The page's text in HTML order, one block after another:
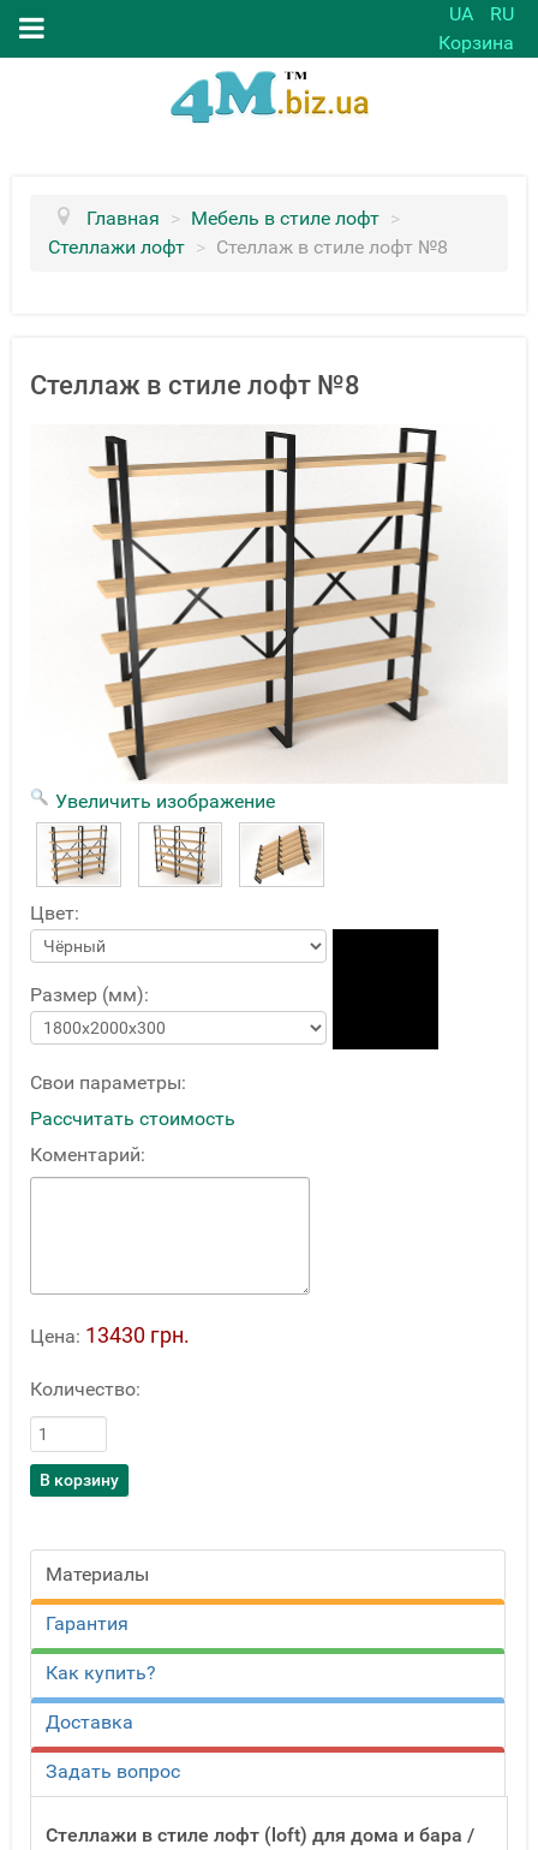
UA
RU
Корзина
Главная > Мебель в стиле лофт >
Стеллажи лофт > Стеллаж в стиле лофт №8
Стеллаж в стиле лофт №8
Увеличить изображение
Цвет:
Размер (мм):
Свои параметры:
Рассчитать стоимость
Коментарий:
Цена: 13430 грн.
Количество:
Материалы
Гарантия
Как купить?
Доставка
Задать вопрос
Стеллажи в стиле лофт (loft) для дома и бара /